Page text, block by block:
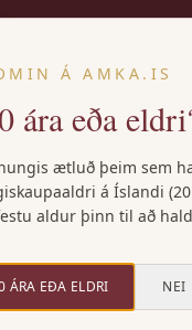
rauðvín.
Á AMKA.IS
ára eða
ætluð þeim sem
á Íslandi
aldur þinn til að
ÁRA EÐA ELDRI NEI